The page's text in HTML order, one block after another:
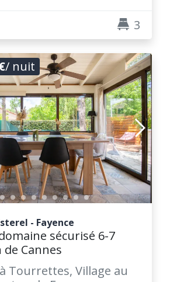
3
/ nuit
- Fayence
sécurisé 6-7
Cannes
Tourrettes, Village au